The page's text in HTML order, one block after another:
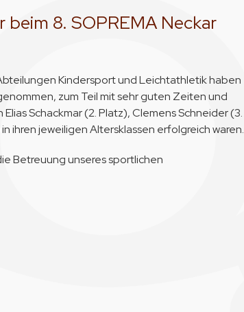
8. SOPREMA Neckar
Kindersport und Leichtathletik haben
zum Teil mit sehr guten Zeiten und
Schackmar (2. Platz), Clemens Schneider (3.
ihren jeweiligen Altersklassen erfolgreich waren.
Betreuung unseres sportlichen